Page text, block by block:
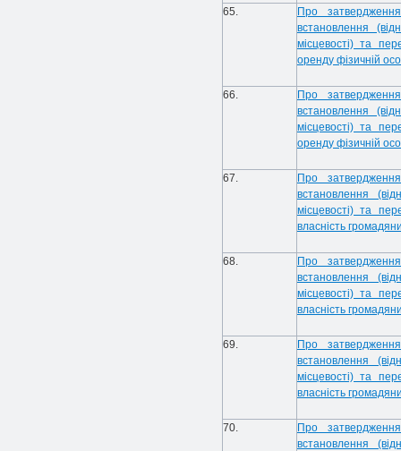
65.
Про
встановлення
місцевості) та
оренду фізичній
66.
Про
встановлення
місцевості) та
оренду фізичній
67.
Про
встановлення
місцевості) та
власність
68.
Про
встановлення
місцевості) та
власність
69.
Про
встановлення
місцевості) та
власність
70.
Про
встановлення